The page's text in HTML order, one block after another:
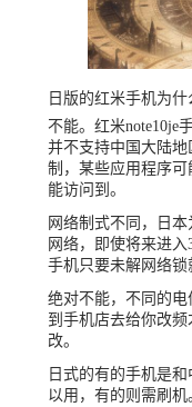
日版的红米手机为
不能。红米note10je
并不支持中国大陆
制，某些应用程序
能访问到。
网络制式不同，日
网络，即使将来进
手机只要未解网络锁
绝对不能，不同的
到手机店去给你改
改。
日式的有的手机是
以用，有的则需刷